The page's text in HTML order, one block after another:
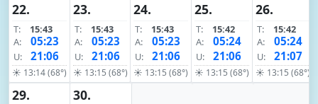
22.
T:
15:43
A:
05:23
U: 21:06
☀ 13:14 (68°)
23.
T:
15:43
A:
05:23
U: 21:06
☀ 13:15 (68°)
24.
T:
15:43
A:
05:23
U: 21:06
☀ 13:15 (68°)
25.
T:
15:42
A:
05:24
U: 21:06
☀ 13:15 (68°)
26.
T:
15:42
A:
05:24
U: 21:07
☀ 13:15 (68°)
29. 30.